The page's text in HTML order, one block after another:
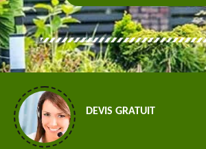
DEVIS GRATUIT